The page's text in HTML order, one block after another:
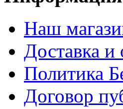
Наш
Доставка и
Политика
Договор